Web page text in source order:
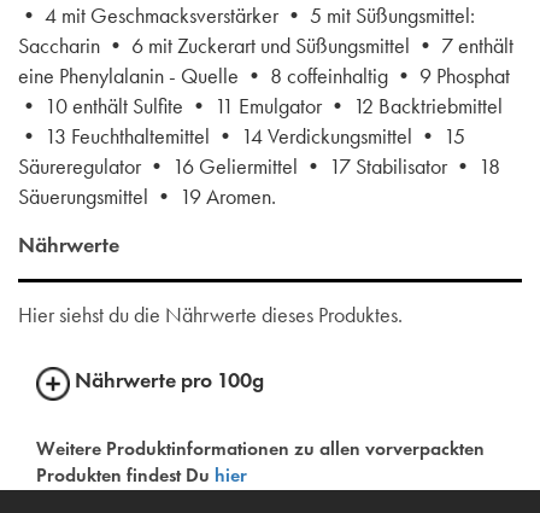
• 4 mit Geschmacksverstärker • 5 mit Süßungsmittel:
Saccharin • 6 mit Zuckerart und Süßungsmittel • 7 enthält
eine Phenylalanin - Quelle • 8 coffeinhaltig • 9 Phosphat
• 10 enthält Sulfite • 11 Emulgator • 12 Backtriebmittel
• 13 Feuchthaltemittel • 14 Verdickungsmittel • 15
Säureregulator • 16 Geliermittel • 17 Stabilisator • 18
Säuerungsmittel • 19 Aromen.
Nährwerte
Hier siehst du die Nährwerte dieses Produktes.
Nährwerte pro 100g
Weitere Produktinformationen zu allen vorverpackten
Produkten findest Du hier